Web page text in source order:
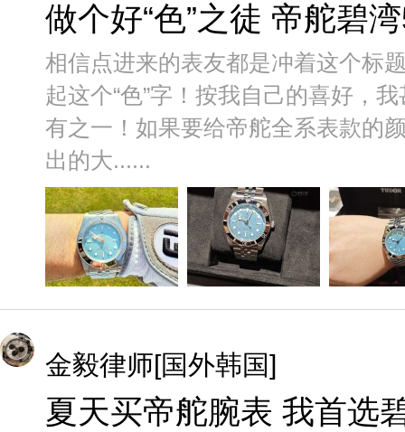
做个好“色”之徒 帝舵碧
相信点进来的表友都是冲着这个标
起这个“色”字！按我自己的喜好，
有之一！如果要给帝舵全系表款的
出的大......
金毅律师[国外韩国]
夏天买帝舵腕表 我首选